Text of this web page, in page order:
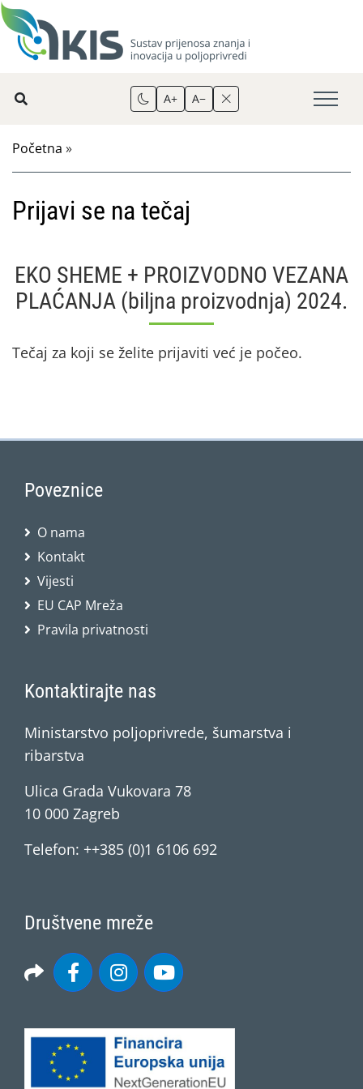
A+ A−
Početna »
Prijavi se na tečaj
EKO SHEME + PROIZVODNO VEZANA
PLAĆANJA (biljna proizvodnja) 2024.
Tečaj za koji se želite prijaviti već je počeo.
Poveznice
O nama
Kontakt
Vijesti
EU CAP Mreža
Pravila privatnosti
Kontaktirajte nas
Ministarstvo poljoprivrede, šumarstva i
ribarstva
Ulica Grada Vukovara 78
10 000 Zagreb
Telefon: ++385 (0)1 6106 692
Društvene mreže